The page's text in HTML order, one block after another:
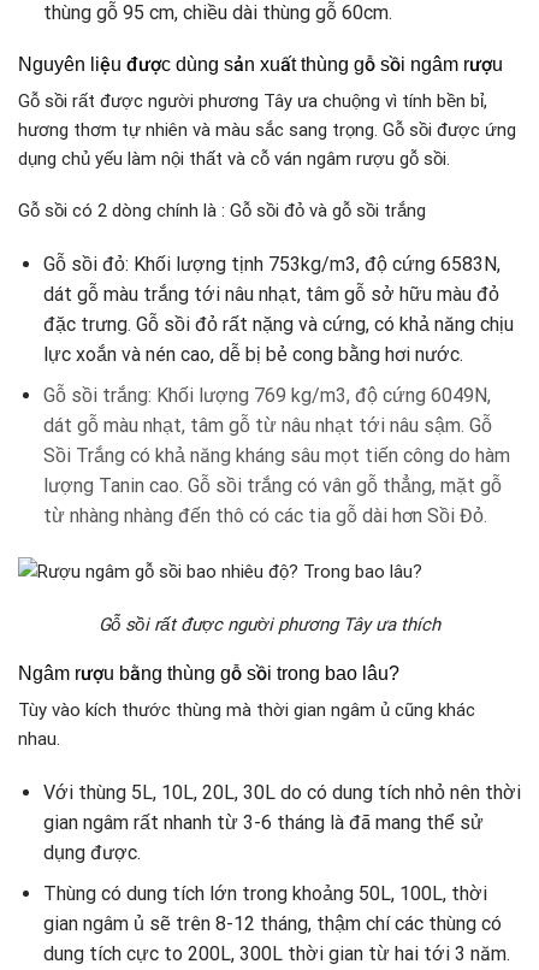
thùng gỗ 95 cm, chiều dài thùng gỗ 60cm.
Nguyên liệu được dùng sản xuất thùng gỗ sồi ngâm rượu
Gỗ sồi rất được người phương Tây ưa chuộng vì tính bền bỉ,
hương thơm tự nhiên và màu sắc sang trọng. Gỗ sồi được ứng
dụng chủ yếu làm nội thất và cỗ ván ngâm rượu gỗ sồi.
Gỗ sồi có 2 dòng chính là : Gỗ sồi đỏ và gỗ sồi trắng
Gỗ sồi đỏ: Khối lượng tịnh 753kg/m3, độ cứng 6583N,
dát gỗ màu trắng tới nâu nhạt, tâm gỗ sở hữu màu đỏ
đặc trưng. Gỗ sồi đỏ rất nặng và cứng, có khả năng chịu
lực xoắn và nén cao, dễ bị bẻ cong bằng hơi nước.
Gỗ sồi trắng: Khối lượng 769 kg/m3, độ cứng 6049N,
dát gỗ màu nhạt, tâm gỗ từ nâu nhạt tới nâu sậm. Gỗ
Sồi Trắng có khả năng kháng sâu mọt tiến công do hàm
lượng Tanin cao. Gỗ sồi trắng có vân gỗ thẳng, mặt gỗ
từ nhàng nhàng đến thô có các tia gỗ dài hơn Sồi Đỏ.
Gỗ sồi rất được người phương Tây ưa thích
Ngâm rượu bằng thùng gỗ sồi trong bao lâu?
Tùy vào kích thước thùng mà thời gian ngâm ủ cũng khác
nhau.
Với thùng 5L, 10L, 20L, 30L do có dung tích nhỏ nên thời
gian ngâm rất nhanh từ 3-6 tháng là đã mang thể sử
dụng được.
Thùng có dung tích lớn trong khoảng 50L, 100L, thời
gian ngâm ủ sẽ trên 8-12 tháng, thậm chí các thùng có
dung tích cực to 200L, 300L thời gian từ hai tới 3 năm.